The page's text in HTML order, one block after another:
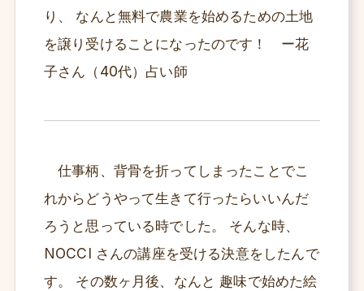
り、 なんと無料で農業を始めるための土地
を譲り受けることになったのです！ ー花
子さん（40代）占い師
仕事柄、背骨を折ってしまったことでこ
れからどうやって生きて行ったらいいんだ
ろうと思っている時でした。 そんな時、
NOCCI さんの講座を受ける決意をしたんで
す。 その数ヶ月後、なんと 趣味で始めた絵